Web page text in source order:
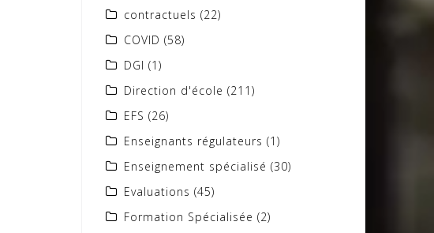
contractuels (22)
COVID (58)
DGI (1)
Direction d'école (211)
EFS (26)
Enseignants régulateurs (1)
Enseignement spécialisé (30)
Evaluations (45)
Formation Spécialisée (2)